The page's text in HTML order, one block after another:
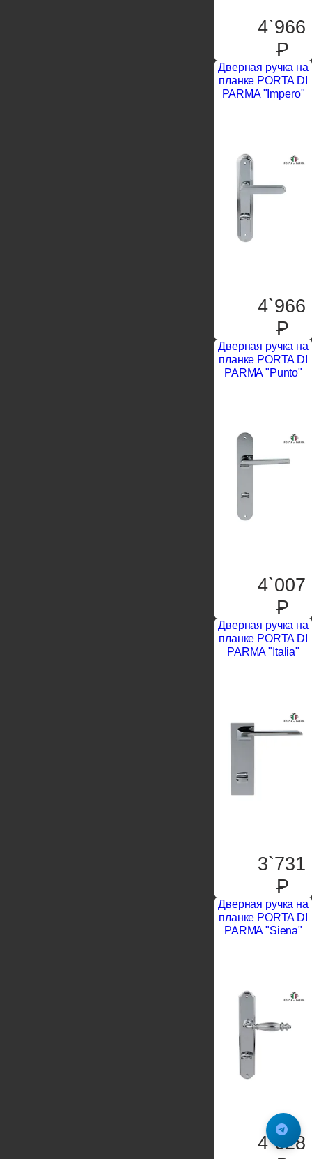
4`966
P
Дверная ручка на
планке PORTA DI
PARMA "Impero"
4`966
P
Дверная ручка на
планке PORTA DI
PARMA "Punto"
4`007
P
Дверная ручка на
планке PORTA DI
PARMA "Italia"
3`731
P
Дверная ручка на
планке PORTA DI
PARMA "Siena"
4`628